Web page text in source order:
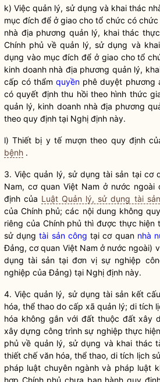
k) Việc quản lý, sử dụng và khai thác
mục đích để ở giao cho tổ chức có
nhà địa phương quản lý, khai thác
Chính phủ về quản lý, sử dụng và
dụng vào mục đích để ở giao cho tổ
kinh doanh nhà địa phương quản lý,
cấp có thẩmquyền phê duyệt phương
có quyết định thu hồi theo hình thức
quản lý, kinh doanh nhà địa phương
theo quy định tại Nghị định này.
l) Thiết bị y tế mượn theo quy định
bệnh .
3. Việc quản lý, sử dụng tài sản tại cơ
Nam, cơ quan Việt Nam ở nước
định của Luật Quản lý, sử dụng tài
của Chính phủ; các nội dung không
riêng của Chính phủ thì được thực hiện
sử dụngtài sản công tại cơ quan nhà
Đảng, cơ quan Việt Nam ở nước ngoài)
dụng tài sản tại đơn vị sự nghiệp
nghiệp của Đảng) tại Nghị định này.
4. Việc quản lý, sử dụng tài sản kết
hóa, thể thao do cấp xã quản lý; di tích
hóa không gắn với đất thuộc đất xây
xây dựng công trình sự nghiệp thực
phủ về quản lý, sử dụng và khai thác
thiết chế văn hóa, thể thao, di tích lịch
pháp luật chuyên ngành và pháp luật
hợp Chính phủ chưa ban hành quy